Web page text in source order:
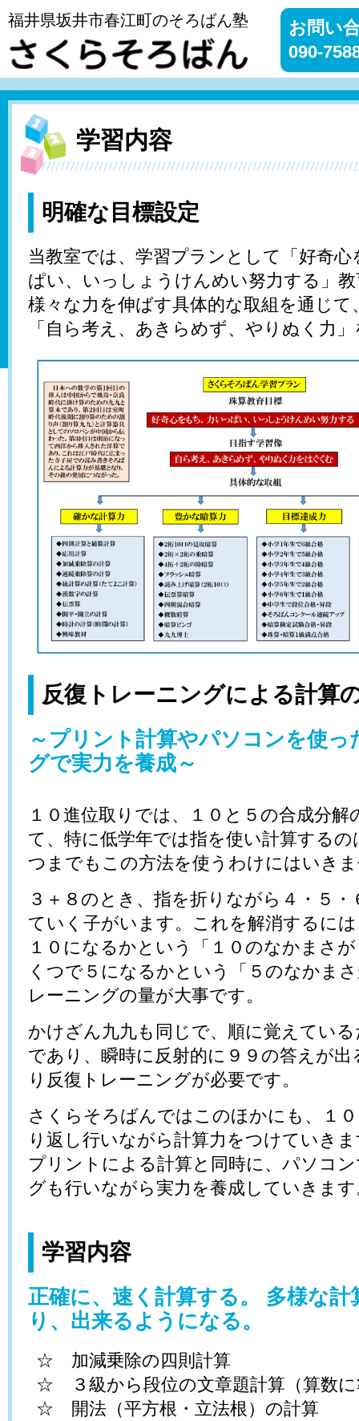
福井県坂井市春江町のそろばん塾
お問い
090-
学習内容
明確な目標設定
当教室では、学習プランとして「好奇
ぱい、いっしょうけんめい努力する」
様々な力を伸ばす具体的な取組を通じて
「自ら考え、あきらめず、やりぬく力
反復トレーニングによる計算
～プリント計算やパソコンを使っ
グで実力を養成～
１０進位取りでは、１０と５の合成分解
て、特に低学年では指を使い計算する
つまでもこの方法を使うわけにはいき
３＋８のとき、指を折りながら４・５
ていく子がいます。これを解消するに
１０になるかという「１０のなかまさ
くつで５になるかという「５のなかま
レーニングの量が大事です。
かけざん九九も同じで、順に覚えてい
であり、瞬時に反射的に９９の答えが
り反復トレーニングが必要です。
さくらそろばんではこのほかにも、１
り返し行いながら計算力をつけていき
プリントによる計算と同時に、パソコ
グも行いながら実力を養成していきます
学習内容
正確に、速く計算する。 多様な計
り、出来るようになる。
☆ 加減乗除の四則計算
☆ ３級から段位の文章題計算（算数に
☆ 開法（平方根・立法根）の計算